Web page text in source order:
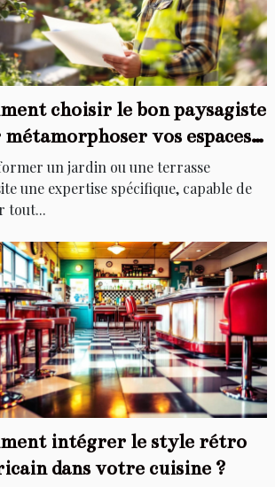
choisir le bon paysagiste
vos espaces
?
un jardin ou une terrasse
une expertise spécifique, capable de
tout...
intégrer le style rétro
dans votre cuisine ?